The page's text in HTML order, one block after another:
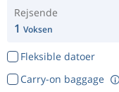
Rejsende
1 Voksen
Fleksible datoer
Carry-on baggage